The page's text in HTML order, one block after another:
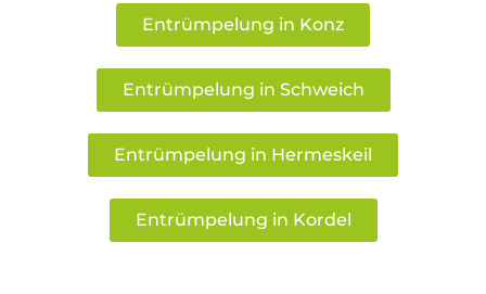
Entrümpelung in Konz
Entrümpelung in Schweich
Entrümpelung in Hermeskeil
Entrümpelung in Kordel